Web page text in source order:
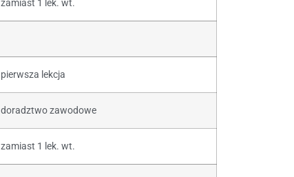
zamiast 1 lek. wt.
pierwsza lekcja
doradztwo zawodowe
zamiast 1 lek. wt.